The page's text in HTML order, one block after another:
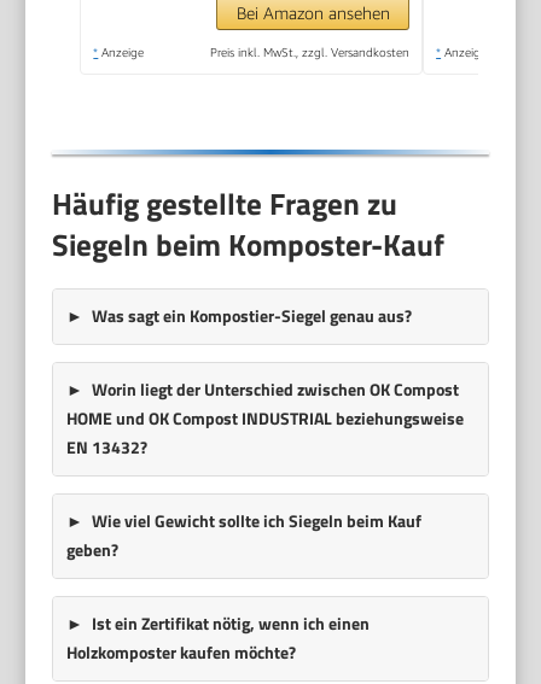
Bei Amazon ansehen
* Anzeige Preis inkl. MwSt., zzgl. Versandkosten * Anzeige
Häufig gestellte Fragen zu
Siegeln beim Komposter-Kauf
Was sagt ein Kompostier-Siegel genau aus?
Worin liegt der Unterschied zwischenOK Compost
HOMEundOK Compost INDUSTRIALbeziehungsweise
EN 13432?
Wie viel Gewicht sollte ich Siegeln beim Kauf
geben?
Ist ein Zertifikat nötig, wenn ich einen
Holzkomposter kaufen möchte?